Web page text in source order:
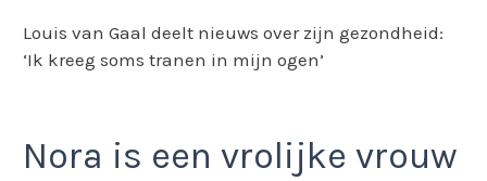
Louis van Gaal deelt nieuws over zijn gezondheid:
‘Ik kreeg soms tranen in mijn ogen’
Nora is een vrolijke vrouw